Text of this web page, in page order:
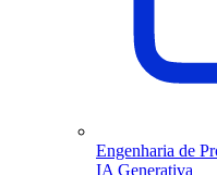
Engenharia de
IA Generativa